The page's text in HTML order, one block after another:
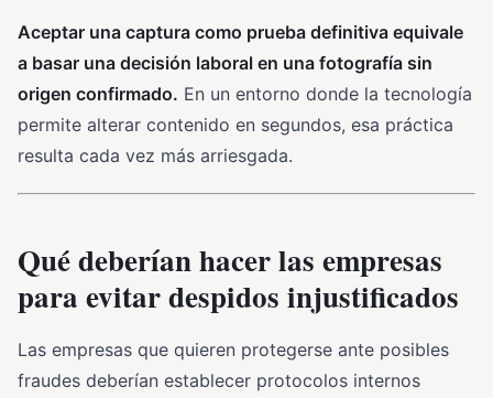
Aceptar una captura como prueba definitiva equivale
a basar una decisión laboral en una fotografía sin
origen confirmado. En un entorno donde la tecnología
permite alterar contenido en segundos, esa práctica
resulta cada vez más arriesgada.
Qué deberían hacer las empresas
para evitar despidos injustificados
Las empresas que quieren protegerse ante posibles
fraudes deberían establecer protocolos internos